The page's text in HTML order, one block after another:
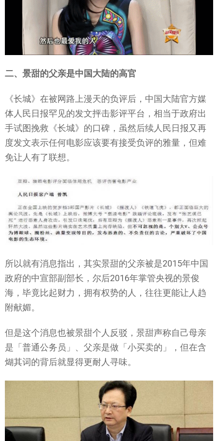
二、景甜的父亲是中国大陆的高官
《长城》在被网路上漫天的负评后，中国大陆官方媒
体人民日报罕见的发文抨击影评平台，相当于政府出
手试图挽救《长城》的口碑，虽然后续人民日报又再
度发文表示任何电影应该要有接受负评的雅量，但难
免让人有了联想。
所以就有消息指出，其实景甜的父亲被是2015年中国
政府的中宣部副部长，尔后2016年掌管央视的景俊
海，毕竟比起财力，拥有权势的人，往往更能让人趋
附献媚。
但是这个消息也被景甜个人反驳，景甜声称自己母亲
是「普通公务员」、父亲是做「小买卖的」，但在含
煳其词的背后就显得更耐人寻味。